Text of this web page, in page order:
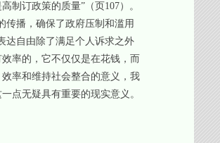
制订政策的质量”（页107）。
传播，确保了政府压制和滥用
达自由除了满足个人诉求之外
率的，它不仅仅是在花钱，而
率和维持社会整合的意义，我
点无疑具有重要的现实意义。